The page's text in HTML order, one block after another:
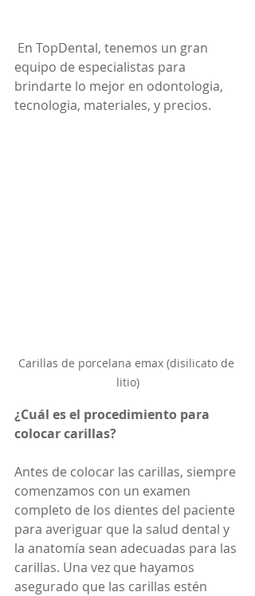
equipo de especialistas para
brindarte lo mejor en odontologia,
tecnologia, materiales, y precios.
Carillas de porcelana emax (disilicato de
litio)
¿Cuál es el procedimiento para
colocar carillas?
Antes de colocar las carillas, siempre
comenzamos con un examen
completo de los dientes del paciente
para averiguar que la salud dental y
la anatomía sean adecuadas para las
carillas. Una vez que hayamos
asegurado que las carillas estén